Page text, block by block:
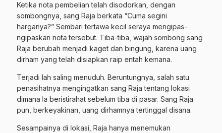
Ketika nota pembelian telah disodorkan, dengan
sombongnya, sang Raja berkata “Cuma segini
harganya?” Sembari tertawa kecil seraya mengipas-
ngipaskan nota tersebut. Tiba-tiba, wajah sombong sang
Raja berubah menjadi kaget dan bingung, karena uang
dirham yang telah disiapkan raip entah kemana.
Terjadi lah saling menuduh. Beruntungnya, salah satu
penasihatnya mengingatkan sang Raja tentang lokasi
dimana Ia beristirahat sebelum tiba di pasar. Sang Raja
pun, berkeyakinan, uang dirhamnya tertinggal disana.
Sesampainya di lokasi, Raja hanya menemukan